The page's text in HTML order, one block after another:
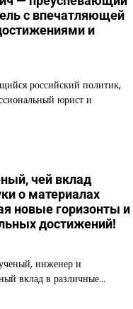
с впечатляющей
и
российский политик,
юрист и
чей вклад
о материалах
новые горизонты и
достижений!
инженер и
вклад в различные…